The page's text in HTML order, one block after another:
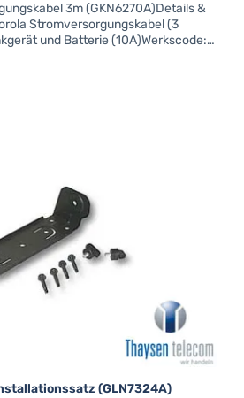
3m (GKN6270A)Details &
Stromversorgungskabel (3
und Batterie (10A)Werkscode:
(GLN7324A)